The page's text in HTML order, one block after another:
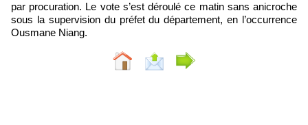
par procuration. Le vote s’est déroulé ce matin sans anicroche
sous la supervision du préfet du département, en l’occurrence
Ousmane Niang.